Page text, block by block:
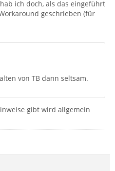
ich doch, als das eingeführt
geschrieben (für
von TB dann seltsam.
gibt wird allgemein